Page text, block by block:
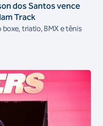
dos Santos vence
Track
triatlo, BMX e tênis